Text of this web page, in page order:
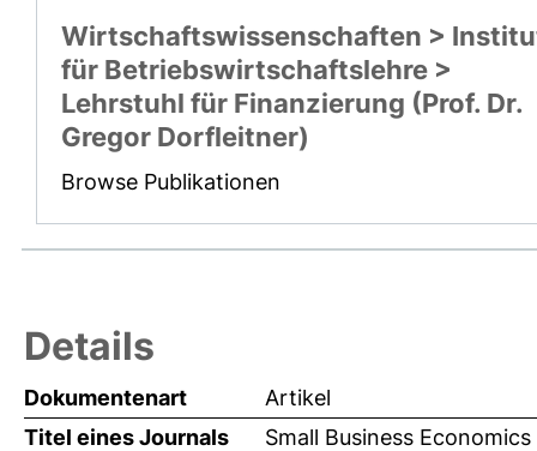
Wirtschaftswissenschaften >
für Betriebswirtschaftslehre >
Lehrstuhl für Finanzierung (Prof. Dr.
Gregor Dorfleitner)
Browse Publikationen
Details
Dokumentenart
Artikel
Titel eines Journals
Small Business Economics